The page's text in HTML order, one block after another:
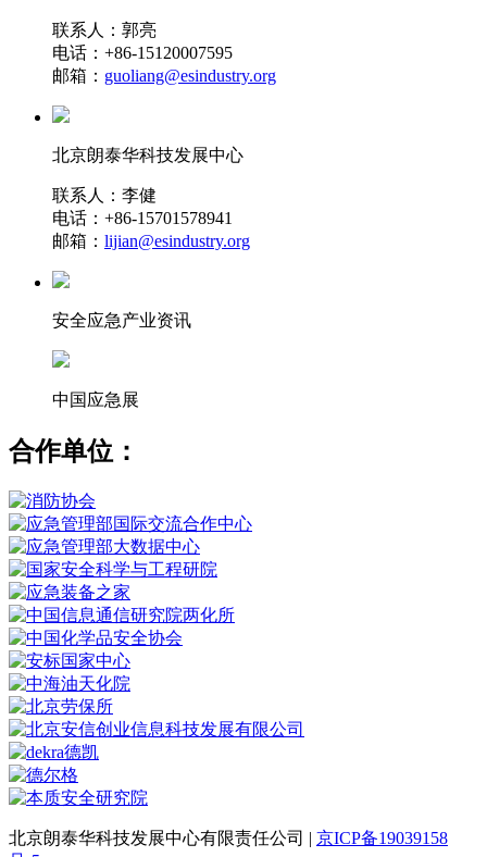
联系人：郭亮
电话：+86-15120007595
邮箱： guoliang@esindustry.org
北京朗泰华科技发展中心
联系人：李健
电话：+86-15701578941
邮箱： lijian@esindustry.org
安全应急产业资讯
中国应急展
合作单位：
北京朗泰华科技发展中心有限责任公司 | 京ICP备19039158